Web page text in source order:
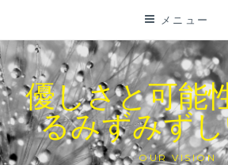
テ
ン
ツ
に
ス
キ
メニュー
優しさと可能
るみずみず
OUR VISION